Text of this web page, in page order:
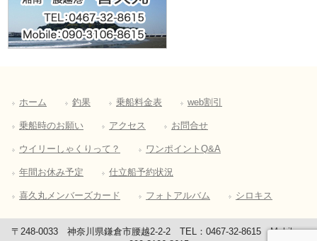
ホーム 釣果 乗船料金表 web割引
乗船時のお願い アクセス お問合せ
ウイリーしゃくりって？ ワンポイントQ&A
年間お休み予定 仕立船予約状況
喜久丸メンバーズカード フォトアルバム シロキス
〒248-0033 神奈川県鎌倉市腰越2-2-2 TEL：0467-32-8615 Mobile：